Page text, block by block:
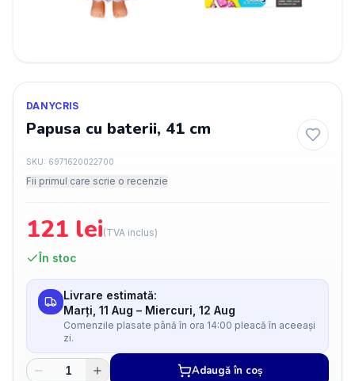
DANYCRIS
Papusa cu baterii, 41 cm
SKU: 6971620022700
Fii primul care scrie o recenzie
121 lei(TVA inclus)
În stoc
Livrare estimată:
Marți, 11 Aug – Miercuri, 12 Aug
Comenzile plasate până în ora 14:00 pleacă în aceeași
zi.
Adaugă în coș